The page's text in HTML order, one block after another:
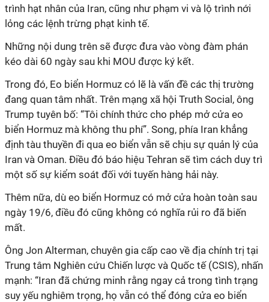
trình hạt nhân của Iran, cũng như phạm vi và lộ trình nới
lỏng các lệnh trừng phạt kinh tế.
Những nội dung trên sẽ được đưa vào vòng đàm phán
kéo dài 60 ngày sau khi MOU được ký kết.
Trong đó, Eo biển Hormuz có lẽ là vấn đề các thị trường
đang quan tâm nhất. Trên mạng xã hội Truth Social, ông
Trump tuyên bố: “Tôi chính thức cho phép mở cửa eo
biển Hormuz mà không thu phí”. Song, phía Iran khẳng
định tàu thuyền đi qua eo biển vẫn sẽ chịu sự quản lý của
Iran và Oman. Điều đó báo hiệu Tehran sẽ tìm cách duy trì
một số sự kiểm soát đối với tuyến hàng hải này.
Thêm nữa, dù eo biển Hormuz có mở cửa hoàn toàn sau
ngày 19/6, điều đó cũng không có nghĩa rủi ro đã biến
mất.
Ông Jon Alterman, chuyên gia cấp cao về địa chính trị tại
Trung tâm Nghiên cứu Chiến lược và Quốc tế (CSIS), nhấn
mạnh: “Iran đã chứng minh rằng ngay cả trong tình trạng
suy yếu nghiêm trọng, họ vẫn có thể đóng cửa eo biển